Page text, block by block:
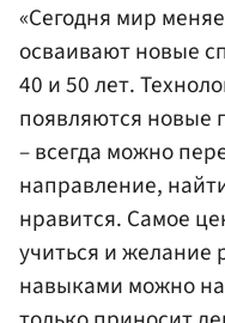
«Сегодня мир
осваивают новые
40 и 50 лет.
появляются новые
– всегда можно
направление,
нравится. Самое
учиться и желание
навыками можно